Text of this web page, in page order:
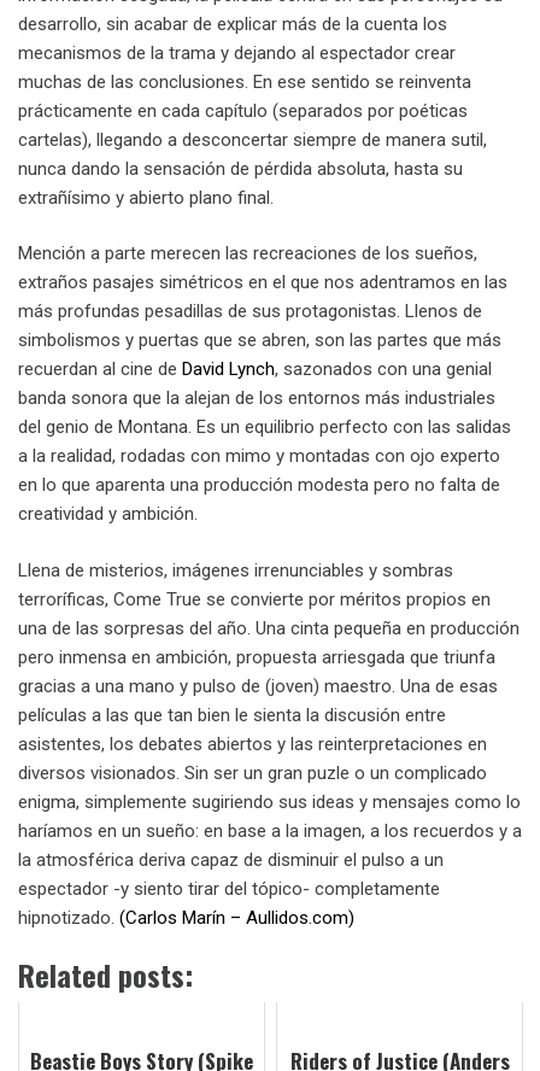
desarrollo, sin acabar de explicar más de la cuenta los
mecanismos de la trama y dejando al espectador crear
muchas de las conclusiones. En ese sentido se reinventa
prácticamente en cada capítulo (separados por poéticas
cartelas), llegando a desconcertar siempre de manera sutil,
nunca dando la sensación de pérdida absoluta, hasta su
extrañísimo y abierto plano final.
Mención a parte merecen las recreaciones de los sueños,
extraños pasajes simétricos en el que nos adentramos en las
más profundas pesadillas de sus protagonistas. Llenos de
simbolismos y puertas que se abren, son las partes que más
recuerdan al cine de David Lynch, sazonados con una genial
banda sonora que la alejan de los entornos más industriales
del genio de Montana. Es un equilibrio perfecto con las salidas
a la realidad, rodadas con mimo y montadas con ojo experto
en lo que aparenta una producción modesta pero no falta de
creatividad y ambición.
Llena de misterios, imágenes irrenunciables y sombras
terroríficas, Come True se convierte por méritos propios en
una de las sorpresas del año. Una cinta pequeña en producción
pero inmensa en ambición, propuesta arriesgada que triunfa
gracias a una mano y pulso de (joven) maestro. Una de esas
películas a las que tan bien le sienta la discusión entre
asistentes, los debates abiertos y las reinterpretaciones en
diversos visionados. Sin ser un gran puzle o un complicado
enigma, simplemente sugiriendo sus ideas y mensajes como lo
haríamos en un sueño: en base a la imagen, a los recuerdos y a
la atmosférica deriva capaz de disminuir el pulso a un
espectador -y siento tirar del tópico- completamente
hipnotizado. (Carlos Marín – Aullidos.com)
Related posts:
Beastie Boys Story (Spike
Riders of Justice (Anders